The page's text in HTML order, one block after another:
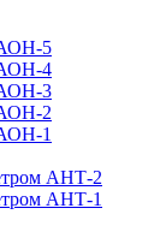
АОН-5
АОН-4
АОН-3
2
1
АНТ-2
АНТ-1